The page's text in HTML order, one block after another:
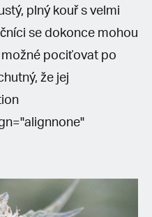
plný kouř s velmi
se dokonce mohou
možné pociťovat po
že jej